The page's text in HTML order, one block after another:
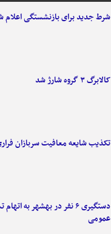
شرط جدید برای بازنشستگی اعلام
کالابرگ ۳ گروه شارژ شد
تکذیب شایعه معافیت سربازان
دستگیری ۶ نفر در بهشهر به
عمومی